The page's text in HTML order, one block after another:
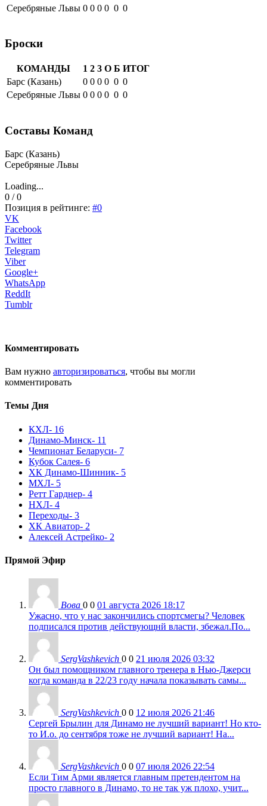
Серебряные Львы 0 0 0 0 0 0
Броски
КОМАНДЫ 1 2 3 О Б ИТОГ
Барс (Казань)
0 0 0 0 0 0
Серебряные Львы 0 0 0 0 0 0
Составы Команд
Барс (Казань)
Серебряные Львы
Loading...
0 / 0
Позиция в рейтинге: #0
VK
Facebook
Twitter
Telegram
Viber
Google+
WhatsApp
ReddIt
Tumblr
Комментировать
Вам нужно авторизироваться, чтобы вы могли
комментировать
Темы Дня
КХЛ- 16
Динамо-Минск- 11
Чемпионат Беларуси- 7
Кубок Салея- 6
ХК Динамо-Шинник- 5
МХЛ- 5
Ретт Гарднер- 4
НХЛ- 4
Переходы- 3
ХК Авиатор- 2
Алексей Астрейко- 2
Прямой Эфир
Вова 0 0 01 августа 2026 18:17
Ужасно, что у нас закончились спортсмегы? Человек
подписался против действующнй власти, збежал.По...
SergVashkevich 0 0 21 июля 2026 03:32
Он был помощником главного тренера в Нью-Джерси
когда команда в 22/23 году начала показывать самы...
SergVashkevich 0 0 12 июля 2026 21:46
Сергей Брылин для Динамо не лучший вариант! Но кто-
то И.о. до сентября тоже не лучший вариант! На...
SergVashkevich 0 0 07 июля 2026 22:54
Если Тим Арми является главным претендентом на
просто главного в Динамо, то не так уж плохо, учит...